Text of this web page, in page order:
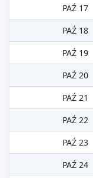
PAŹ 17
PAŹ 18
PAŹ 19
PAŹ 20
PAŹ 21
PAŹ 22
PAŹ 23
PAŹ 24